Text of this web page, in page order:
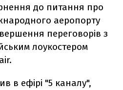
до питання про
аеропорту
переговорів з
лоукостером
в ефірі "5 каналу",